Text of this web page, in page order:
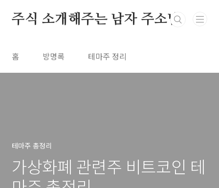
주식 소개해주는 남자 주소남
홈 방명록 테마주 정리
테마주 총정리
가상화폐 관련주 비트코인 테